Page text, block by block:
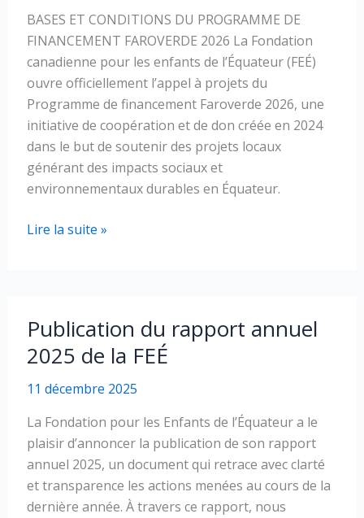
BASES ET CONDITIONS DU PROGRAMME DE
FINANCEMENT FAROVERDE 2026 La Fondation
canadienne pour les enfants de l’Équateur (FEÉ)
ouvre officiellement l’appel à projets du
Programme de financement Faroverde 2026, une
initiative de coopération et de don créée en 2024
dans le but de soutenir des projets locaux
générant des impacts sociaux et
environnementaux durables en Équateur.
Lancement
Faroverde
–
3
–
2026
Lire la suite »
Publication du rapport annuel
2025 de la FEÉ
11 décembre 2025
La Fondation pour les Enfants de l’Équateur a le
plaisir d’annoncer la publication de son rapport
annuel 2025, un document qui retrace avec clarté
et transparence les actions menées au cours de la
dernière année. À travers ce rapport, nous